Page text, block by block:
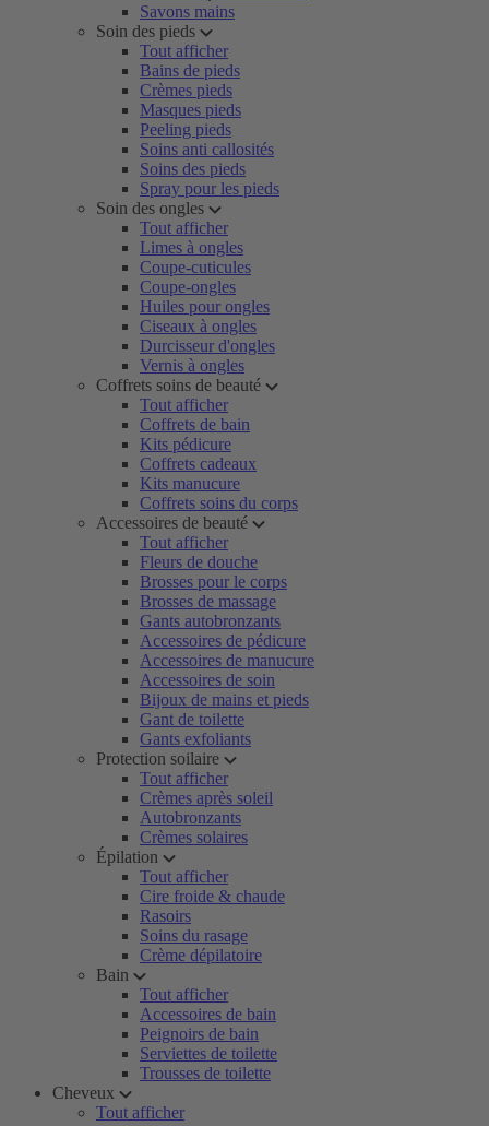
Savons mains
Soin des pieds
Tout afficher
Bains de pieds
Crèmes pieds
Masques pieds
Peeling pieds
Soins anti callosités
Soins des pieds
Spray pour les pieds
Soin des ongles
Tout afficher
Limes à ongles
Coupe-cuticules
Coupe-ongles
Huiles pour ongles
Ciseaux à ongles
Durcisseur d'ongles
Vernis à ongles
Coffrets soins de beauté
Tout afficher
Coffrets de bain
Kits pédicure
Coffrets cadeaux
Kits manucure
Coffrets soins du corps
Accessoires de beauté
Tout afficher
Fleurs de douche
Brosses pour le corps
Brosses de massage
Gants autobronzants
Accessoires de pédicure
Accessoires de manucure
Accessoires de soin
Bijoux de mains et pieds
Gant de toilette
Gants exfoliants
Protection soilaire
Tout afficher
Crèmes après soleil
Autobronzants
Crèmes solaires
Épilation
Tout afficher
Cire froide & chaude
Rasoirs
Soins du rasage
Crème dépilatoire
Bain
Tout afficher
Accessoires de bain
Peignoirs de bain
Serviettes de toilette
Trousses de toilette
Cheveux
Tout afficher